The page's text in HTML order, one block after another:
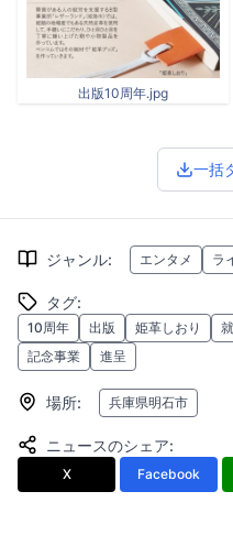
出版10周年.jpg
一括
ジャンル: エンタメ ラ
タグ:
10周年 出版 姫革しおり
記念事業
進呈
場所: 兵庫県明石市
ニュースのシェア:
X Facebook